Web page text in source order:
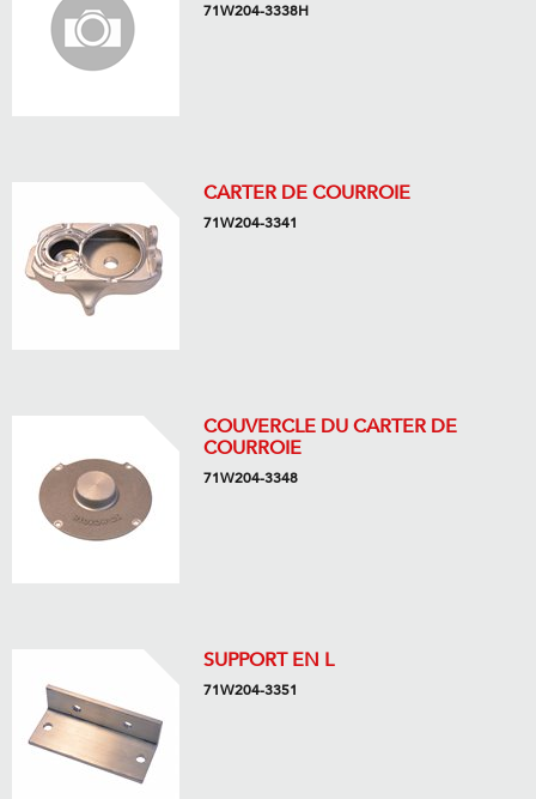
71W204-3338H
CARTER DE COURROIE
71W204-3341
COUVERCLE DU CARTER DE
COURROIE
71W204-3348
SUPPORT EN L
71W204-3351